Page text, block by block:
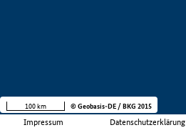
Impressum Datenschutzerklärung
100 km © Geobasis-DE / BKG 2015